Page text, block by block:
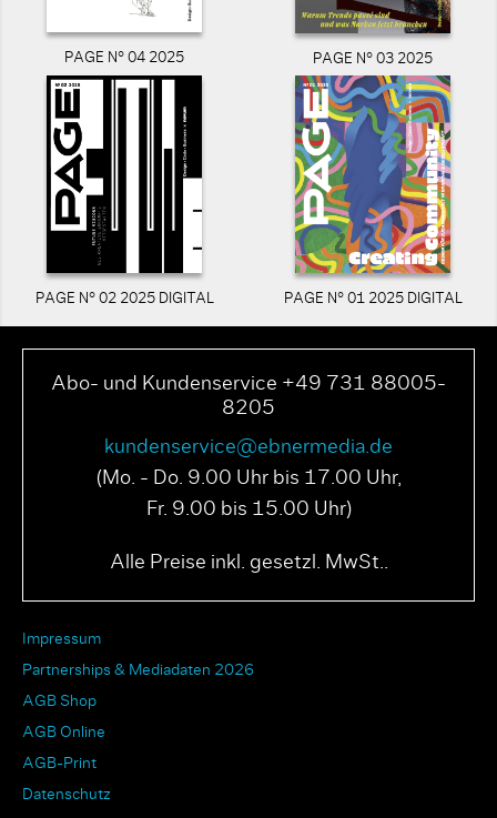
PAGE N° 04 2025 PAGE N° 03 2025
PAGE N° 02 2025 DIGITAL PAGE N° 01 2025 DIGITAL
Abo- und Kundenservice +49 731 88005-
8205
kundenservice@ebnermedia.de
(Mo. - Do. 9.00 Uhr bis 17.00 Uhr,
Fr. 9.00 bis 15.00 Uhr)
Alle Preise inkl. gesetzl. MwSt..
Impressum
Partnerships & Mediadaten 2026
AGB Shop
AGB Online
AGB-Print
Datenschutz